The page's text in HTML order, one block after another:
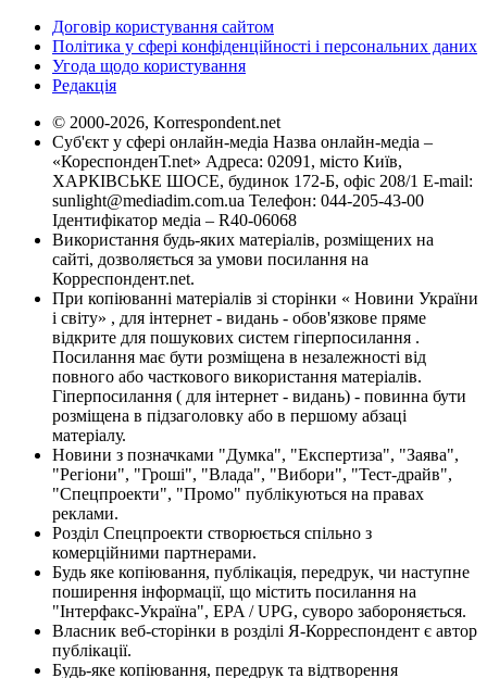
Договір користування сайтом
Політика у сфері конфіденційності і персональних даних
Угода щодо користування
Редакція
© 2000-2026, Korrespondent.net
Суб'єкт у сфері онлайн-медіа Назва онлайн-медіа –
«КореспонденТ.net» Адреса: 02091, місто Київ,
ХАРКІВСЬКЕ ШОСЕ, будинок 172-Б, офіс 208/1 E-mail:
sunlight@mediadim.com.ua Телефон: 044-205-43-00
Ідентифікатор медіа – R40-06068
Використання будь-яких матеріалів, розміщених на
сайті, дозволяється за умови посилання на
Корреспондент.net.
При копіюванні матеріалів зі сторінки « Новини України
і світу» , для інтернет - видань - обов'язкове пряме
відкрите для пошукових систем гіперпосилання .
Посилання має бути розміщена в незалежності від
повного або часткового використання матеріалів.
Гіперпосилання ( для інтернет - видань) - повинна бути
розміщена в підзаголовку або в першому абзаці
матеріалу.
Новини з позначками "Думка", "Експертиза", "Заява",
"Регіони", "Гроші", "Влада", "Вибори", "Тест-драйв",
"Спецпроекти", "Промо" публікуються на правах
реклами.
Розділ Спецпроекти створюється спільно з
комерційними партнерами.
Будь яке копіювання, публікація, передрук, чи наступне
поширення інформації, що містить посилання на
"Інтерфакс-Україна", EPA / UPG, суворо забороняється.
Власник веб-сторінки в розділі Я-Корреспондент є автор
публікації.
Будь-яке копіювання, передрук та відтворення